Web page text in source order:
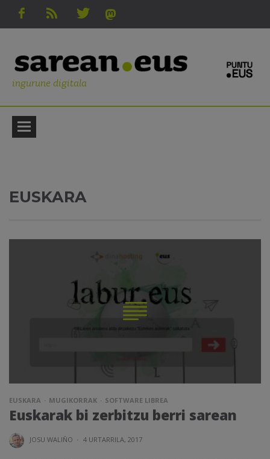
ingurune digitala
EUSKARA
EUSKARA MUGIKORRAK SOFTWARE LIBREA
Euskarak bi zerbitzu berri sarean
JOSU WALIÑO · 4 URTARRILA, 2017